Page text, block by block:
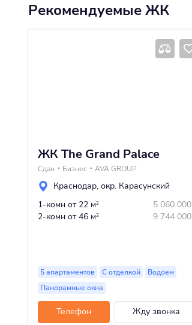
Рекомендуемые ЖК
ЖК The Grand Palace
Сдан Бизнес AVA GROUP
Краснодар, окр. Карасунский
1-комн от 22 м2 5 060 000
2-комн от 46 м2 9 744 000
5 апартаментов С отделкой
Водоем
Панорамные окна
Телефон Жду звонка